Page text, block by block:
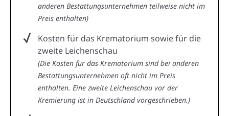
anderen Bestattungsunternehmen teilweise nicht im
Preis enthalten)
Kosten für das Krematorium sowie für die
zweite Leichenschau
(Die Kosten für das Krematorium sind bei anderen
Bestattungsunternehmen oft nicht im Preis
enthalten. Eine zweite Leichenschau vor der
Kremierung ist in Deutschland vorgeschrieben.)